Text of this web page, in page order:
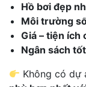
Hồ bơi đẹp
Môi trường
Giá – tiện ích
Ngân sách
Không có dự